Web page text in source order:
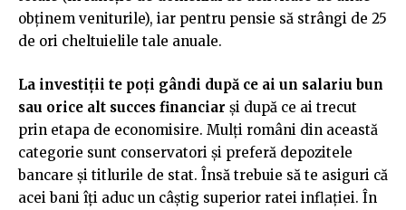
obținem veniturile), iar pentru pensie să strângi de 25
de ori cheltuielile tale anuale.
La investiții te poți gândi după ce ai un salariu bun
sau orice alt succes financiar și după ce ai trecut
prin etapa de economisire. Mulți români din această
categorie sunt conservatori și preferă depozitele
bancare și titlurile de stat. Însă trebuie să te asiguri că
acei bani îți aduc un câștig superior ratei inflației. În